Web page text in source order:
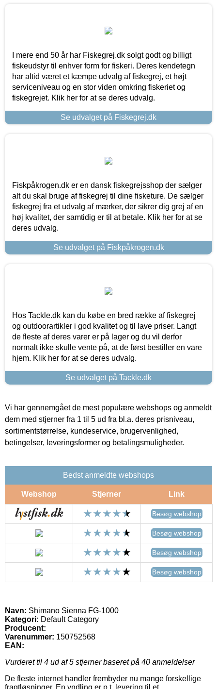
I mere end 50 år har Fiskegrej.dk solgt godt og billigt
fiskeudstyr til enhver form for fiskeri. Deres kendetegn
har altid været et kæmpe udvalg af fiskegrej, et højt
serviceniveau og en stor viden omkring fiskeriet og
fiskegrejet. Klik her for at se deres udvalg.
Se udvalget på Fiskegrej.dk
Fiskpåkrogen.dk er en dansk fiskegrejsshop der sælger
alt du skal bruge af fiskegrej til dine fisketure. De sælger
fiskegrej fra et udvalg af mærker, der sikrer dig grej af en
høj kvalitet, der samtidig er til at betale. Klik her for at se
deres udvalg.
Se udvalget på Fiskpåkrogen.dk
Hos Tackle.dk kan du købe en bred række af fiskegrej
og outdoorartikler i god kvalitet og til lave priser. Langt
de fleste af deres varer er på lager og du vil derfor
normalt ikke skulle vente på, at de først bestiller en vare
hjem. Klik her for at se deres udvalg.
Se udvalget på Tackle.dk
Vi har gennemgået de mest populære webshops og anmeldt
dem med stjerner fra 1 til 5 ud fra bl.a. deres prisniveau,
sortimentstørrelse, kundeservice, brugervenlighed,
betingelser, leveringsformer og betalingsmuligheder.
Bedst anmeldte webshops
Webshop Stjerner Link
Besøg webshop
Besøg webshop
Besøg webshop
Besøg webshop
Navn: Shimano Sienna FG-1000
Kategori: Default Category
Producent:
Varenummer: 150752568
EAN:
Vurderet til 4 ud af 5 stjerner baseret på 40 anmeldelser
De fleste internet handler frembyder nu mange forskellige
fragtløsninger. En yndling er p.t. levering til et